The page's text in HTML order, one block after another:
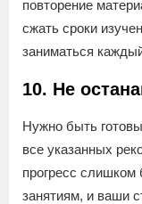
повторение
сжать сроки
заниматься
10. Не
Нужно быть
все указанных
прогресс слишком
занятиям, и ваши